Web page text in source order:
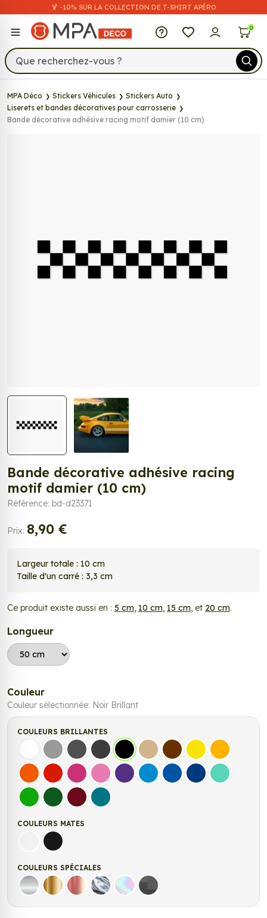
🍹 -10% SUR LA COLLECTION DE T-SHIRT APÉRO
MPA Déco 0
MPA Déco Stickers Véhicules
Stickers Auto
Liserets et bandes décoratives pour carrosserie
Bande décorative adhésive racing motif damier (10 cm)
Bande décorative adhésive racing
motif damier (10 cm)
Référence: bd-d23371
Prix: 8,90 €
Largeur totale : 10 cm
Taille d'un carré : 3,3 cm
Ce produit existe aussi en : 5 cm, 10 cm, 15 cm, et 20 cm.
Longueur
Couleur
Couleur sélectionnée: Noir Brillant
COULEURS BRILLANTES
Blanc Gris Gris FoncéGris Anthracite
Noir Beige Marron Jaune ClairJaune
OrangeRouge FuchsiaRose Violet Bleu clairBleu MoyenBleu FoncéBleu Vert
Vert clairVert FoncéBordeauxTurquoise
COULEURS MATES
Blanc matNoir Mat
COULEURS SPÉCIALES
Argent Or Rose Gold
ChromeHolographique
Carbone Noir